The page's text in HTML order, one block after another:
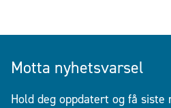
Motta nyhetsvarsel
Hold deg oppdatert og få